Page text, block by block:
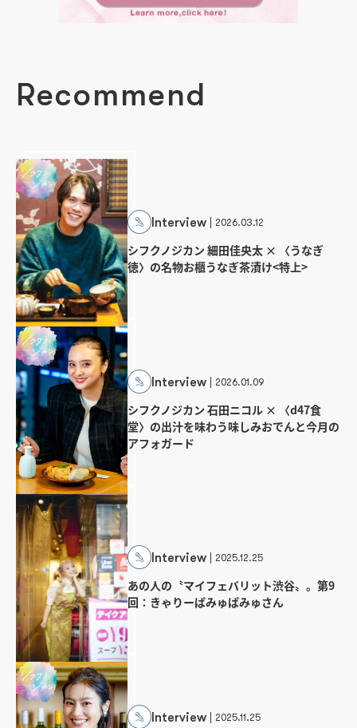
Recommend
Interview 2026.03.12
シフクノジカン 細田佳央太 × 〈うなぎ
徳〉の名物お櫃うなぎ茶漬け<特上>
Interview 2026.01.09
シフクノジカン 石田ニコル × 〈d47食
堂〉の出汁を味わう味しみおでんと今月の
アフォガード
Interview 2025.12.25
あの人の〝マイフェバリット渋谷〟。第9
回：きゃりーぱみゅぱみゅさん
Interview 2025.11.25